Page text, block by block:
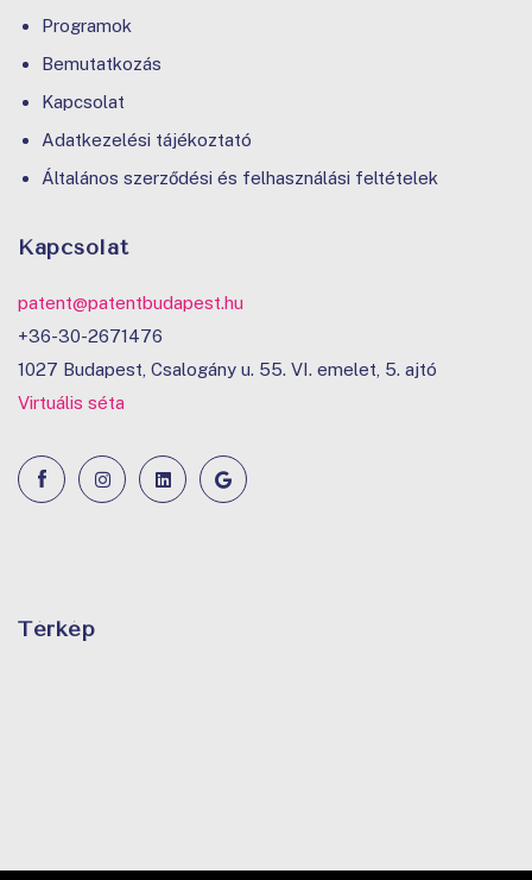
Programok
Bemutatkozás
Kapcsolat
Adatkezelési tájékoztató
Általános szerződési és felhasználási feltételek
Kapcsolat
patent@patentbudapest.hu
+36-30-2671476
1027 Budapest, Csalogány u. 55. VI. emelet, 5. ajtó
Virtuális séta
Térkép